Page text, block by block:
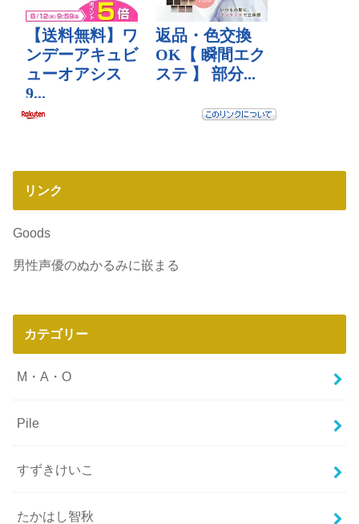
リンク
Goods
男性声優のぬかるみに嵌まる
カテゴリー
M・A・O
Pile
すずきけいこ
たかはし智秋